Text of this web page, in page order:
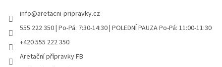
info@aretacni-pripravky.cz
555 222 350 | Po-Pá: 7:30-14:30 | POLEDNÍ PAUZA Po-Pá: 11:00-11:30
+420 555 222 350
Aretační přípravky FB